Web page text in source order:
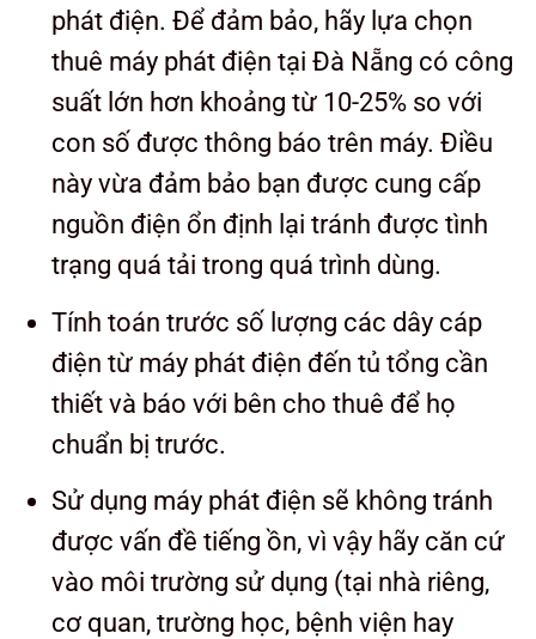
phát điện. Để đảm bảo, hãy lựa chọn
thuê máy phát điện tại Đà Nẵng có công
suất lớn hơn khoảng từ 10-25% so với
con số được thông báo trên máy. Điều
này vừa đảm bảo bạn được cung cấp
nguồn điện ổn định lại tránh được tình
trạng quá tải trong quá trình dùng.
Tính toán trước số lượng các dây cáp
điện từ máy phát điện đến tủ tổng cần
thiết và báo với bên cho thuê để họ
chuẩn bị trước.
Sử dụng máy phát điện sẽ không tránh
được vấn đề tiếng ồn, vì vậy hãy căn cứ
vào môi trường sử dụng (tại nhà riêng,
cơ quan, trường học, bệnh viện hay